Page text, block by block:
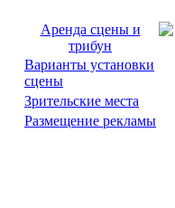
Аренда сцены и
трибун
Варианты установки
сцены
Зрительские места
Размещение рекламы